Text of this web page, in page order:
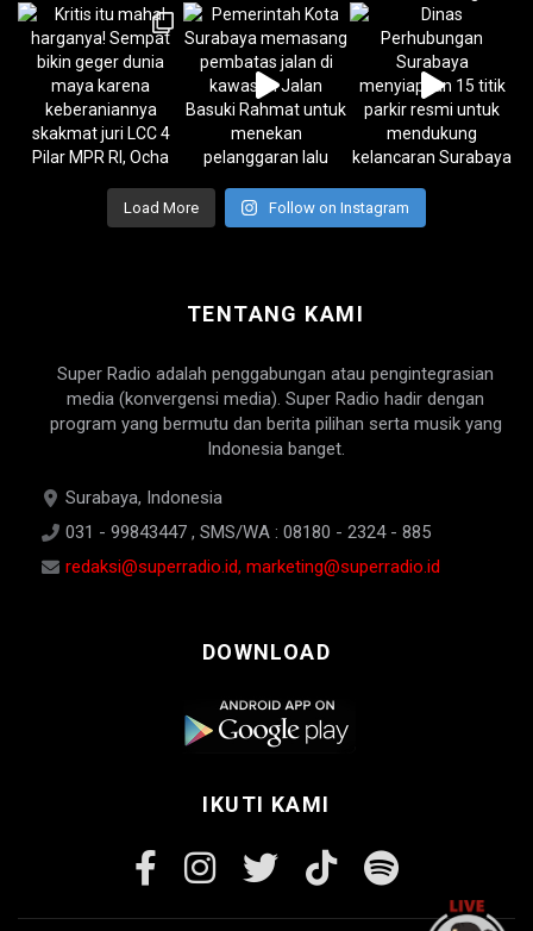
Load More Follow on Instagram
TENTANG KAMI
Super Radio adalah penggabungan atau pengintegrasian
media (konvergensi media). Super Radio hadir dengan
program yang bermutu dan berita pilihan serta musik yang
Indonesia banget.
Surabaya, Indonesia
031 - 99843447 , SMS/WA : 08180 - 2324 - 885
redaksi@superradio.id, marketing@superradio.id
DOWNLOAD
IKUTI KAMI